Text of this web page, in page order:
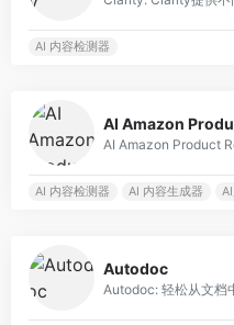
AI 内容检测器
AI Amazon
AI 内容检测器 AI 内容生成器
Autodoc
Autodoc: 轻松从文档